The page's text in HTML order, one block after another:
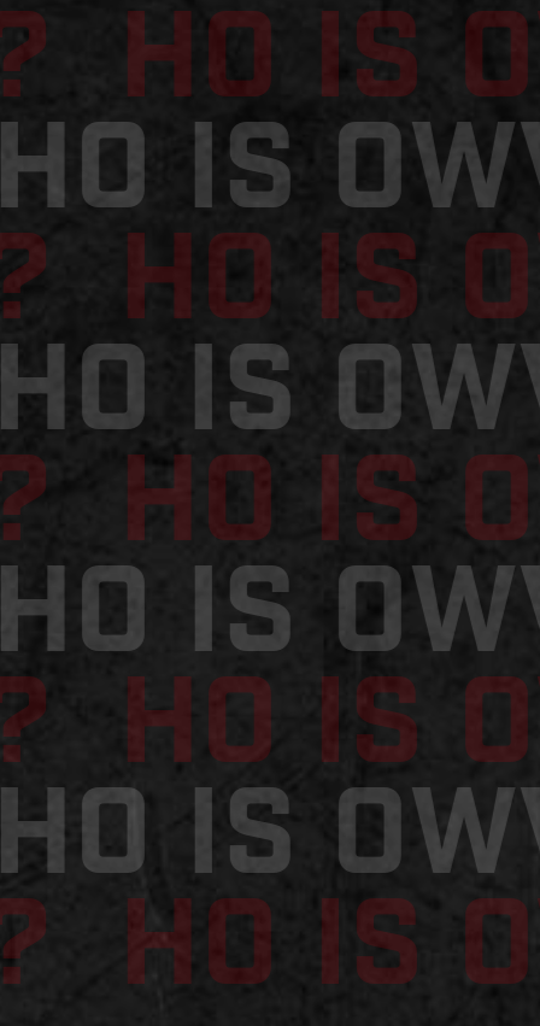
HO is
is
HO is
is
HO is
is
HO is
is
HO is